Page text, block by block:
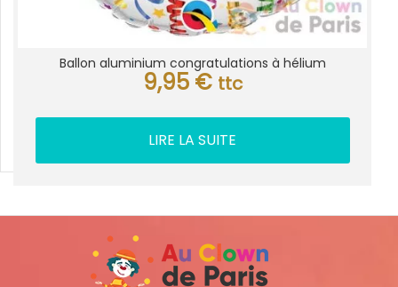
Ballon aluminium congratulations à hélium
9,95 € ttc
LIRE LA SUITE